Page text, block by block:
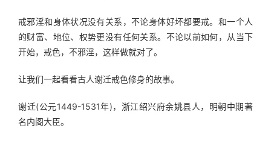
戒邪淫和身体状况没有关系，不论身体好坏都要戒。和一个人
的财富、地位、权势更没有任何关系。不论以前如何，从当下
开始，戒色，不邪淫，这样做就对了。
让我们一起看看古人谢迁戒色修身的故事。
谢迁(公元1449-1531年)，浙江绍兴府余姚县人，明朝中期著
名内阁大臣。